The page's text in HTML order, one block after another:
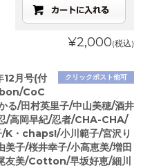
¥2,000(税込)
クリックポスト他可
月号(付
CoC
/田村英里子/中山美穂/酒井
/高岡早紀/忍者/CHA-CHA/
/K・chaps!/小川範子/宮沢り
美子/桜井幸子/小高恵美/増田
友美/Cotton/早坂好恵/細川